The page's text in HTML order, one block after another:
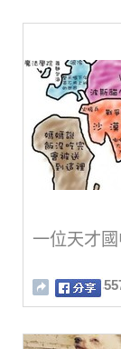
一位天才